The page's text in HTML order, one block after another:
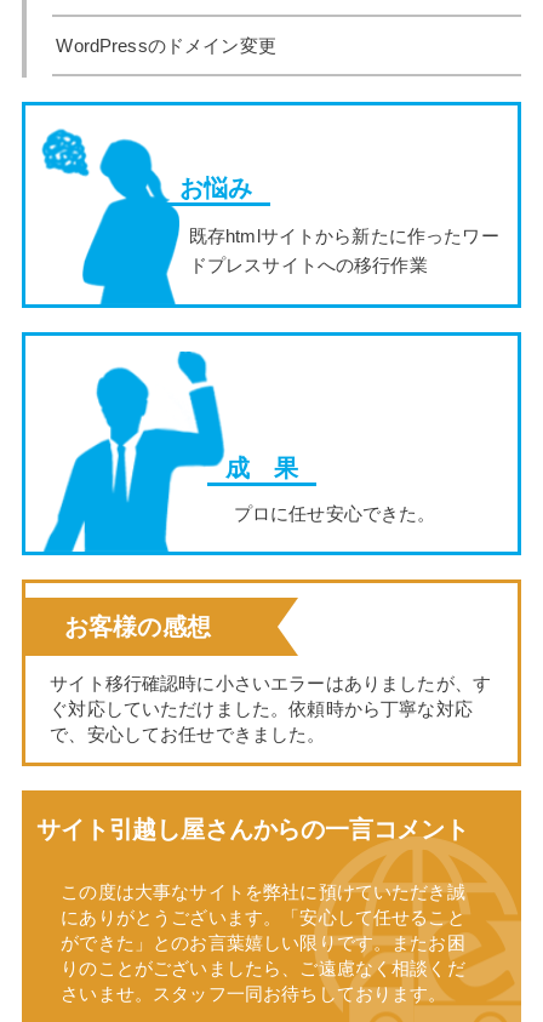
WordPressのドメイン変更
お悩み
既存htmlサイトから新たに作ったワー
ドプレスサイトへの移行作業
成 果
プロに任せ安心できた。
お客様の感想
サイト移行確認時に小さいエラーはありましたが、す
ぐ対応していただけました。依頼時から丁寧な対応
で、安心してお任せできました。
サイト引越し屋さんからの一言コメント
この度は大事なサイトを弊社に預けていただき誠
にありがとうございます。「安心して任せること
ができた」とのお言葉嬉しい限りです。またお困
りのことがございましたら、ご遠慮なく相談くだ
さいませ。スタッフ一同お待ちしております。